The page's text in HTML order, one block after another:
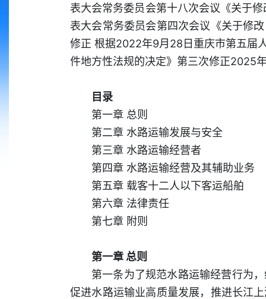
表大会常务委员会第十八次会议《关于
表大会常务委员会第四次会议《关于修
修正 根据2022年9月28日重庆市第五届
件地方性法规的决定》第三次修正2025
目录
第一章 总则
第二章 水路运输发展与安全
第三章 水路运输经营者
第四章 水路运输经营及其辅助业务
第五章 载客十二人以下客运船舶
第六章 法律责任
第七章 附则
第一章 总则
第一条为了规范水路运输经营行为
促进水路运输业高质量发展，推进长江